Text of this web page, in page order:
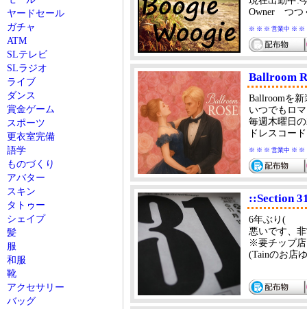
ヤードセール
ガチャ
ATM
SLテレビ
SLラジオ
ライブ
ダンス
賞金ゲーム
スポーツ
更衣室完備
語学
ものづくり
アバター
スキン
タトゥー
シェイプ
髪
服
和服
靴
アクセサリー
バッグ
Owner つつ
※ ※ ※ 営業中 ※ ※
Ballroom
Ballroomを
いつでもロ
毎週木曜日
ドレスコー
※ ※ ※ 営業中 ※ ※
::Section
6年ぶり(
悪いです、
※要チップ店
(Tainのお店